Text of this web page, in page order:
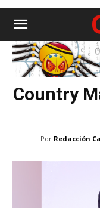
Country
Por Redacción